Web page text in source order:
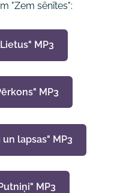
"Zem sēnītes":
MP3
MP3
lapsas" MP3
MP3